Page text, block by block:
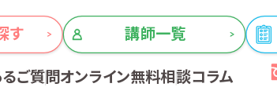
す 講師一覧
るご質問オンライン無料相談コラム